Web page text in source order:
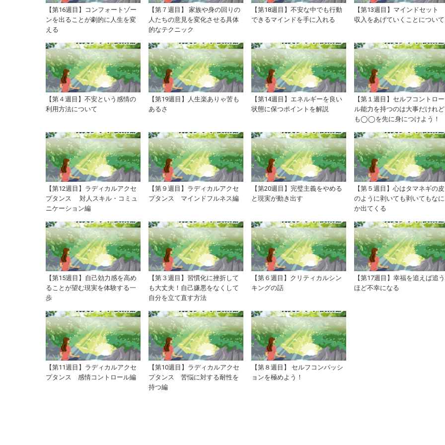
【第16週目】コンフォートゾー
ンを出ることが劇的に人生を変
える
【第７週目】 家族や身の回りの
人たちの意見を変化させる具体
的なテクニック
【第18週目】不安な中でも行動
できるマインドを手に入れる
【第13週目】マインドセット
収入をあげていくことについて
【第４週目】不安という感情の
利用方法について
【第19週目】人生楽ありゃ苦も
あるさ
【第14週目】エネルギーを良い
状態に保つポイントを解説
【第１週目】セルフコントロー
ル能力を持つのは大事だけれど
も◯◯を先に身につけよう！
【第12週目】ラディカルアクセ
プタンス 対人スキル・コミュ
ニケーション編
【第９週目】ラディカルアクセ
プタンス マインドフルネス編
【第20週目】完璧主義をやめる
と現実が動き出す
【第５週目】心はタマネギの皮
のように剥いても剥いてもなに
か出てくる
【第15週目】自己効力感を高め
ることが望む現実を体験する一
歩
【第３週目】習慣化に挫折して
も大丈夫！自己嫌悪をなくして
自分を立て直す方法
【第６週目】クリティカルシン
キングの話
【第17週目】幸福を追えば追う
ほど不幸になる
【第11週目】ラディカルアクセ
プタンス 感情コントロール編
【第10週目】ラディカルアクセ
プタンス 苦悩に対する耐性を
持つ編
【第８週目】 セルフコンパッシ
ョンを極めよう！